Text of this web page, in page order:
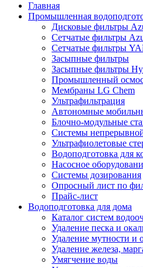
Главная
Промышленная
Дисковые фильтры
Сетчатые фильтры
Сетчатые фильтры
Засыпные фильтры
Засыпные фильтры
Промышленный
Мембраны LG Chem
Ультрафильтрация
Автономные
Блочно-модульные
Системы
Ультрафиолетовые
Водоподготовка для
Насосное
Системы дозирования
Опросный лист по
Прайс-лист
Водоподготовка для дома
Каталог систем
Удаление песка и
Удаление мутности и
Удаление железа,
Умягчение воды